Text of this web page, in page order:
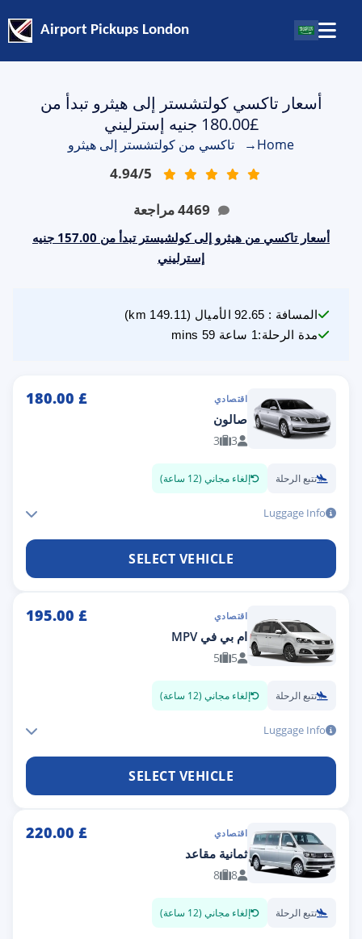
Airport Pickups London
أسعار تاكسي كولتشستر إلى هيثرو تبدأ من
£180.00 جنيه إسترليني
Home
→ تاكسي من كولتشستر إلى هيثرو
4.94/5
4469مراجعة
أسعار تاكسي من هيثرو إلى كولشيستر تبدأ من 157.00 جنيه
إسترليني
المسافة :
92.65 الأميال (
149.11
مدة الرحلة:1 ساعة 59 mins
اقتصادي £
180.00
صالون
3
3
تتبع الرحلة إلغاء مجاني (12 ساعة)
Luggage Info
SELECT VEHICLE
اقتصادي £
195.00
ام بي في MPV
5
5
تتبع الرحلة إلغاء مجاني (12 ساعة)
Luggage Info
SELECT VEHICLE
اقتصادي £
220.00
ثمانية مقاعد
8
8
تتبع الرحلة إلغاء مجاني (12 ساعة)